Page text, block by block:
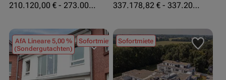
210.120,00 € - 273.003,24 €
337.178,82 € - 337.207,06 €
AfA Lineare 5,00 %
(Sondergutachten)
Sofortmiete Sofortmiete